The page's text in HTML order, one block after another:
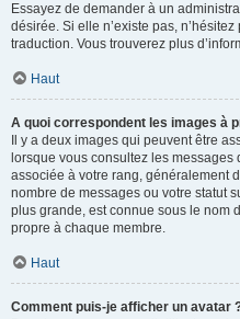
Essayez de demander à un
désirée. Si elle n’existe pas,
traduction. Vous trouverez plus
Haut
A quoi correspondent les images à
Il y a deux images qui peuvent être
lorsque vous consultez les messages
associée à votre rang, généralement
nombre de messages ou votre statut
plus grande, est connue sous le nom
propre à chaque membre.
Haut
Comment puis-je afficher un avatar